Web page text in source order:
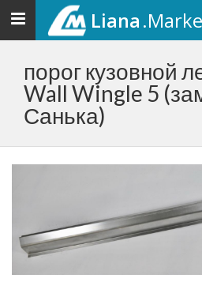
Toggle
navigation
Liana
порог кузовной
Wall Wingle 5
Санька)